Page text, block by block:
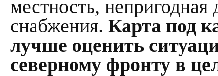
местность, непригодная
снабжения. Карта под
лучше оценить
северному фронту в